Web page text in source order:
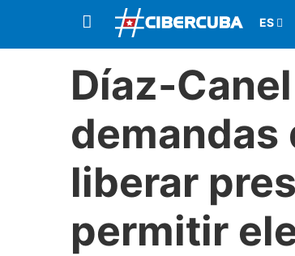
Díaz-
demandas
liberar
permitir